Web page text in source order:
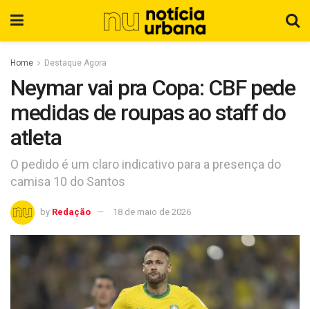
Home Destaque Agora
Neymar vai pra Copa: CBF pede
medidas de roupas ao staff do
atleta
O pedido é um claro indicativo para a presença do
camisa 10 do Santos
by Redação 18 de maio de 2026